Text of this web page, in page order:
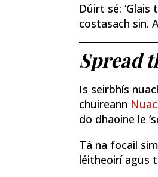
Dúirt sé:
costasach sin.
Spread
Is seirbhís
chuireann
do dhaoine le
Tá na focail
léitheoirí agus